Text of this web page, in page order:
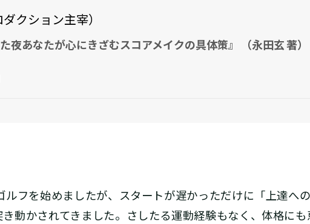
ダクション主宰）
夜あなたが心にきざむスコアメイクの具体策』 （永田玄 著）
フを始めましたが、スタートが遅かっただけに「上達へ
動かされてきました。さしたる運動経験もなく、体格に